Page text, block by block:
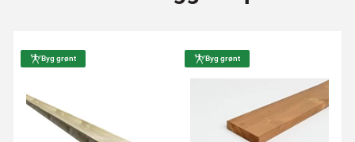
Byg grønt Byg grønt